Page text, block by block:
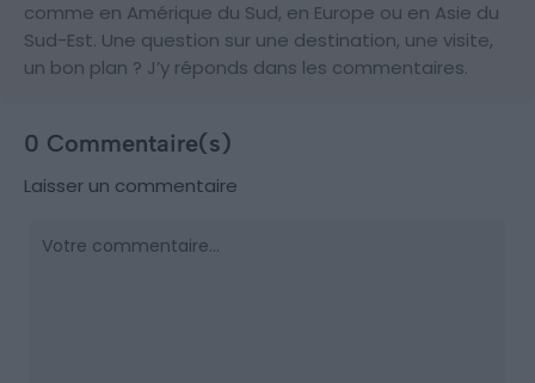
comme en Amérique du Sud, en Europe ou en Asie du
Sud-Est. Une question sur une destination, une visite,
un bon plan ? J’y réponds dans les commentaires.
0 Commentaire(s)
Laisser un commentaire